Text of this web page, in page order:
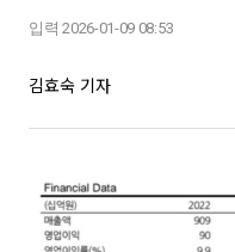
입력 2026-01-09 08:53
김효숙 기자